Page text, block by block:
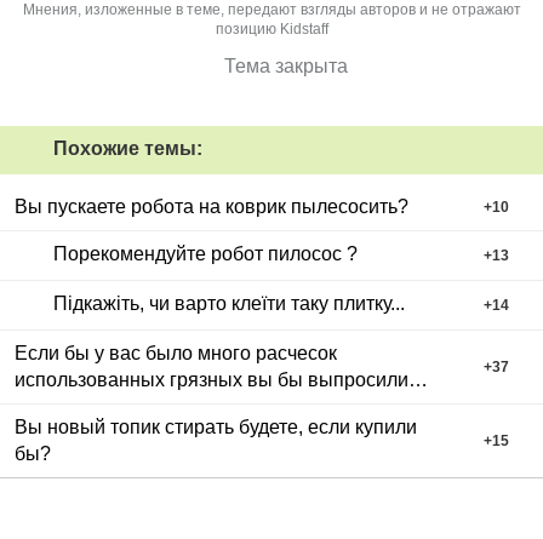
Мнения, изложенные в теме, передают взгляды авторов и не отражают
позицию Kidstaff
Тема закрыта
Похожие темы:
Вы пускаете робота на коврик пылесосить? +10
Порекомендуйте робот пилосос ? +13
Підкажіть, чи варто клеїти таку плитку... +14
Если бы у вас было много расчесок
использованных грязных вы бы выпросили
+37
Вы новый топик стирать будете, если купили
бы?
+15